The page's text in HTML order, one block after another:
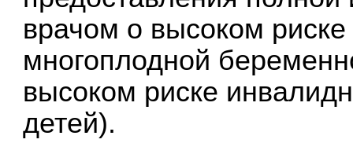
врачом о высоком
многоплодной
высоком риске
детей).